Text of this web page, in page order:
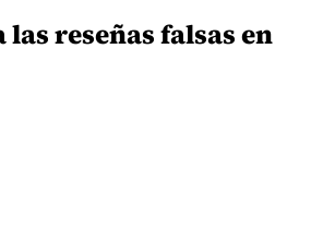
reseñas falsas en